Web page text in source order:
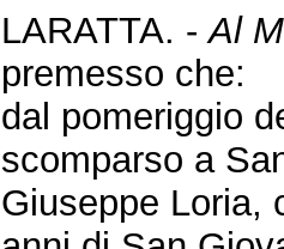
LARATTA. -Al
premesso che:
dal pomeriggio
scomparso a
Giuseppe Loria,